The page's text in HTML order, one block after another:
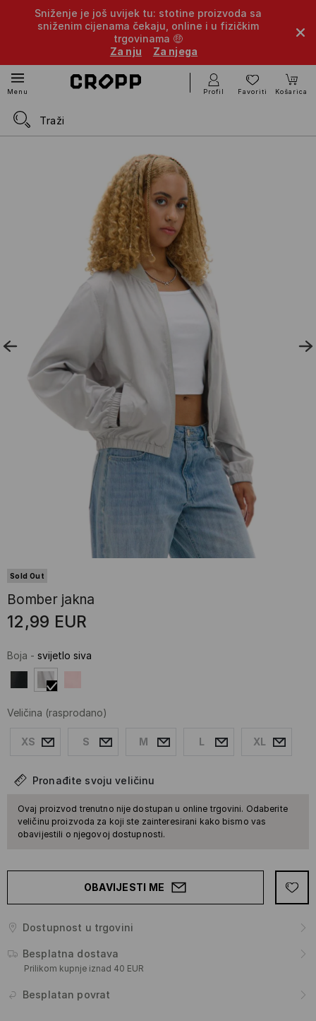
Sniženje je još uvijek tu: stotine proizvoda sa
sniženim cijenama čekaju, online i u fizičkim
trgovinama 🤑
Za nju
Za njega
Menu Profil Favoriti Košarica
Sold Out
Bomber jakna
12,99 EUR
Boja - svijetlo siva
Veličina (rasprodano)
XS S M L XL
Pronađite svoju veličinu
Ovaj proizvod trenutno nije dostupan u online trgovini. Odaberite
veličinu proizvoda za koji ste zainteresirani kako bismo vas
obavijestili o njegovoj dostupnosti.
OBAVIJESTI ME
Dostupnost u trgovini
Besplatna dostava
Prilikom kupnje iznad 40 EUR
Besplatan povrat